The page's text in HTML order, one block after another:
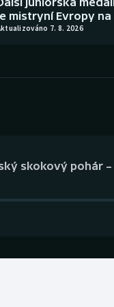
mistryní Evropy na
7. 8. 2026
skokový pohár